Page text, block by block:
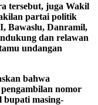
tersebut, juga Wakil
partai politik
Bawaslu, Danramil,
dan relawan
undangan
bahwa
nomor
bupati masing-